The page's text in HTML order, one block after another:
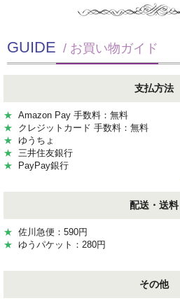
GUIDE / お買い物ガイド
支払方法
★ Amazon Pay 手数料：無料
★ クレジットカード 手数料：無料
★ ゆうちょ
★ 三井住友銀行
★ PayPay銀行
配送・送料
★ 佐川急便：590円
★ ゆうパケット：280円
その他